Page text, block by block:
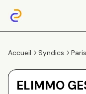
Accueil Syndics Paris
ELIMMO